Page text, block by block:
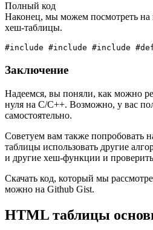
Полный код
Наконец, мы можем посмотреть
хеш-таблицы.
#include #include #include
Заключение
Надеемся, вы поняли, как можно
нуля на C/C++. Возможно, у вас
самостоятельно.
Советуем вам также попробовать
таблицы использовать другие
и другие хеш-функции и
Скачать код, который мы
можно на Github Gist.
HTML таблицы